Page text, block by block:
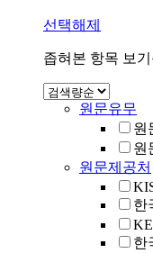
선택해제
좁혀본 항목 보기
원문유무
원
원
원문제공처
한
한